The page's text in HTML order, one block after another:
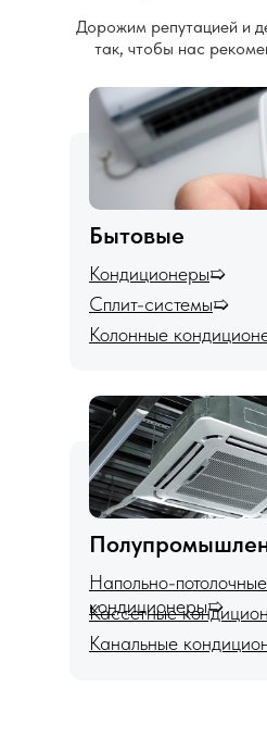
Дорожим репутацией и
так, чтобы нас
Канальные
Кассетные
Напольно-потолочные
кондиционеры➯
Кондиционеры➯
Сплит-системы➯
Колонные
Бытовые